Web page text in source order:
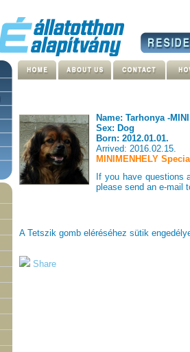
Name: Tarhonya -
Sex: Dog
Born: 2012.01.01.
Arrived: 2016.02.15.
MINIMENHELY
If you have questions
please send an e-mail
A Tetszik gomb eléréséhez sütik
Share